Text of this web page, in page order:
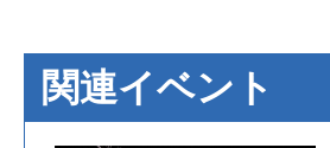
関連イベント